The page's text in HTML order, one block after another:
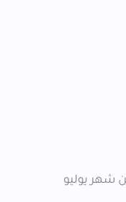
الأول من شهر يوليو